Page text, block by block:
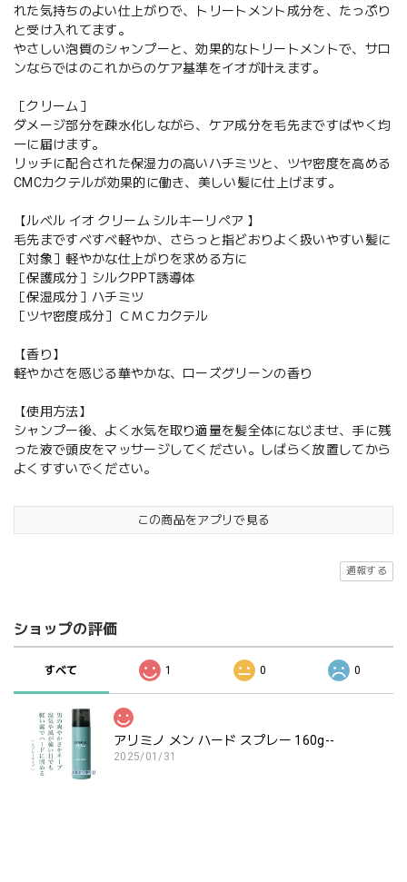
れた気持ちのよい仕上がりで、トリートメント成分を、たっぷり
と受け入れてます。
やさしい泡質のシャンプーと、効果的なトリートメントで、サロ
ンならではのこれからのケア基準をイオが叶えます。
［クリーム］
ダメージ部分を疎水化しながら、ケア成分を毛先まですばやく均
一に届けます。
リッチに配合された保湿力の高いハチミツと、ツヤ密度を高める
CMCカクテルが効果的に働き、美しい髪に仕上げます。
【ルベル イオ クリーム シルキーリペア 】
毛先まですべすべ軽やか、さらっと指どおりよく扱いやすい髪に
［対象］軽やかな仕上がりを求める方に
［保護成分］シルクPPT誘導体
［保湿成分］ハチミツ
［ツヤ密度成分］ＣＭＣカクテル
【香り】
軽やかさを感じる華やかな、ローズグリーンの香り
【使用方法】
シャンプー後、よく水気を取り適量を髪全体になじませ、手に残
った液で頭皮をマッサージしてください。しばらく放置してから
よくすすいでください。
この商品をアプリで見る
通報する
ショップの評価
すべて 1 0 0
アリミノ メン ハード スプレー 160g--
2025/01/31